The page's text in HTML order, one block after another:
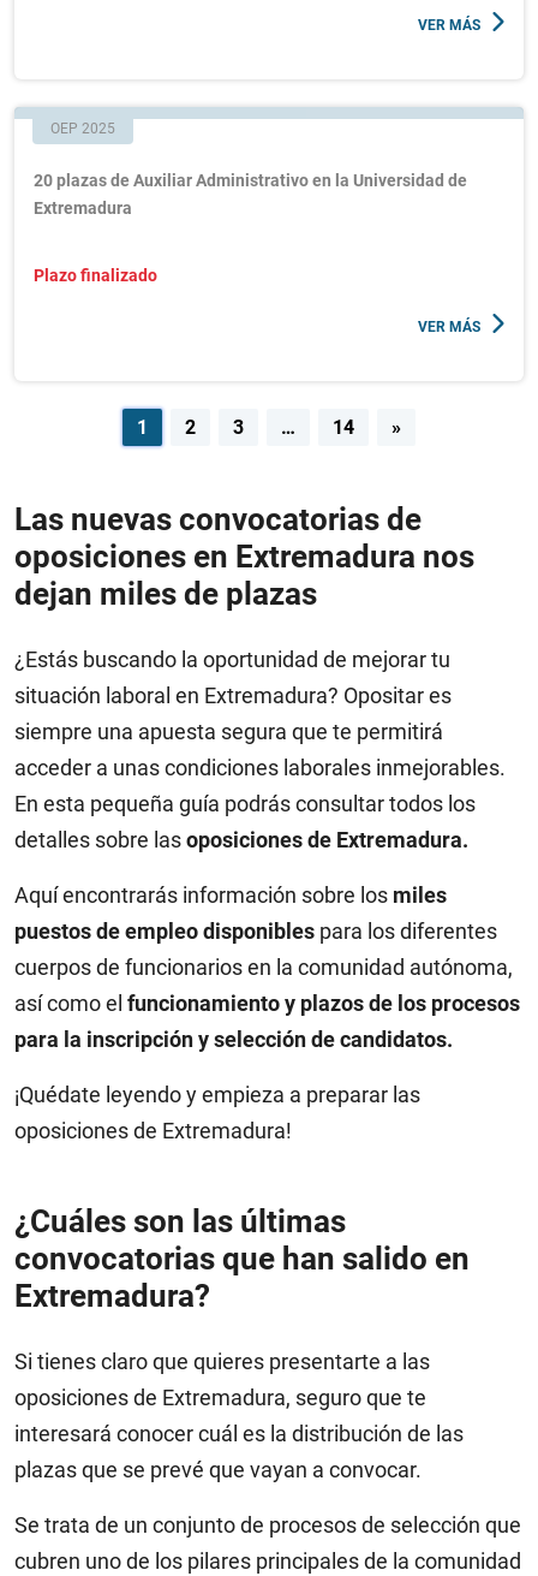
VER MÁS
OEP 2025
20 plazas de Auxiliar Administrativo en la Universidad de
Extremadura
Plazo finalizado
VER MÁS
Navegación
entradas
1 2 3 … 14 »
Las nuevas convocatorias de
oposiciones en Extremadura nos
dejan miles de plazas
¿Estás buscando la oportunidad de mejorar tu
situación laboral en Extremadura? Opositar es
siempre una apuesta segura que te permitirá
acceder a unas condiciones laborales inmejorables.
En esta pequeña guía podrás consultar todos los
detalles sobre lasoposiciones de Extremadura.
Aquí encontrarás información sobre los miles
puestos de empleo disponibles para los diferentes
cuerpos de funcionarios en la comunidad autónoma,
así como el funcionamiento y plazos de los procesos
para la inscripción y selección de candidatos.
¡Quédate leyendo y empieza a preparar las
oposiciones de Extremadura!
¿Cuáles son las últimas
convocatorias que han salido en
Extremadura?
Si tienes claro que quieres presentarte a las
oposiciones de Extremadura, seguro que te
interesará conocer cuál es la distribución de las
plazas que se prevé que vayan a convocar.
Se trata de un conjunto de procesos de selección que
cubren uno de los pilares principales de la comunidad